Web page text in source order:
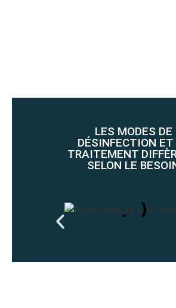
LES MODES DE
DÉSINFECTION ET
TRAITEMENT
SELON LE